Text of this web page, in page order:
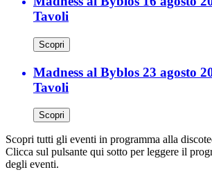
Tavoli
Scopri
Madness al Byblos 23 agosto
Tavoli
Scopri
Scopri tutti gli eventi in programma alla
Clicca sul pulsante qui sotto per leggere il
degli eventi.